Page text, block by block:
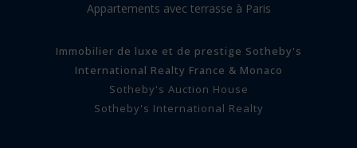
Appartements avec terrasse à Paris
Immobilier de luxe et de prestige Sotheby's
International Realty France & Monaco
Sotheby's Auction House
Sotheby's International Realty